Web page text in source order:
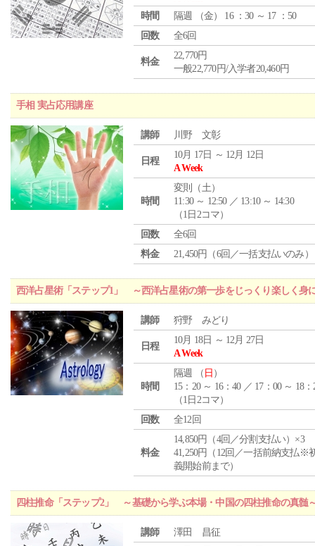
時間
隔週 （金） 16 ：30 ～ 17 ：50
回数
全6回
料金
22,770円
一般22,770円/入学者20,460円
手相 実占応用講座
講師 川野 文彰
日程
10月 17日 ～ 12月 12日
A Week
時間
変則（土）
11:30 ～ 12:50 ／ 13:10 ～ 14:30
（1日2コマ）
回数
全6回
料金
21,450円（6回／一括支払いのみ）
西洋占星術「ステップ1」 ～西洋占星術の第一歩をじっくり楽しく身
講師 狩野 みどり
日程
10月 18日 ～ 12月 27日
A Week
時間
隔週 （ 日 ）
15：20 ～ 16：40 ／ 17：00 ～ 18：
（1日2コマ）
回数
全12回
料金
14,850円（4回／分割支払い）×3
41,250円（12回／一括前納支払※
義開始前まで）
四柱推命「ステップ2」 ～基礎から学ぶ本場・中国の四柱推命の真髄
講師 澤田 昌征